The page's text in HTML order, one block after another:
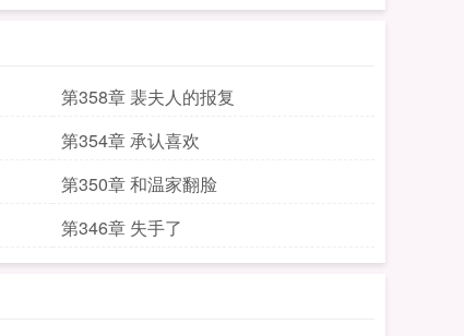
第358章 裴夫人的报复
第354章 承认喜欢
第350章 和温家翻脸
第346章 失手了